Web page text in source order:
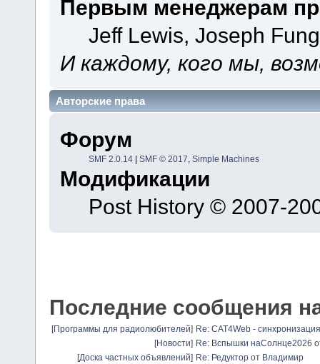
Первым менеджерам
Jeff Lewis, Joseph
И каждому, кого мы,
Авторские права
Форум
SMF 2.0.14| SMF © 2017 Simple Machines
Модификации
Post History © 2007-
Последние сообщения
[Программы для радиолюбителей] Re: CAT4Web -
[Новости] Re: Вспышки наСолнце2026
[Доска частных объявлений] Re: Редуктор от Владимир